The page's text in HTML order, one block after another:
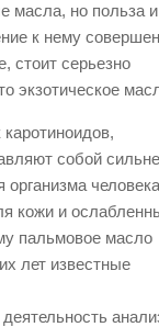
масла, но польза
к нему
стоит серьезно
экзотическое
собой
организма
кожи и
пальмовое масло
лет известные